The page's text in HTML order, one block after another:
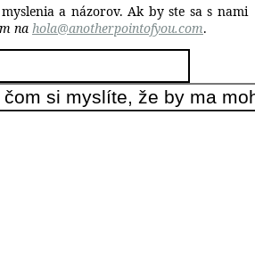
a názorov. Ak by ste sa s nami
na hola@anotherpointofyou.com.